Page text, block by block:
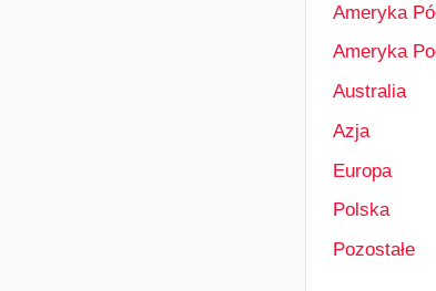
Ameryka
Ameryka
Australia
Azja
Europa
Polska
Pozostałe